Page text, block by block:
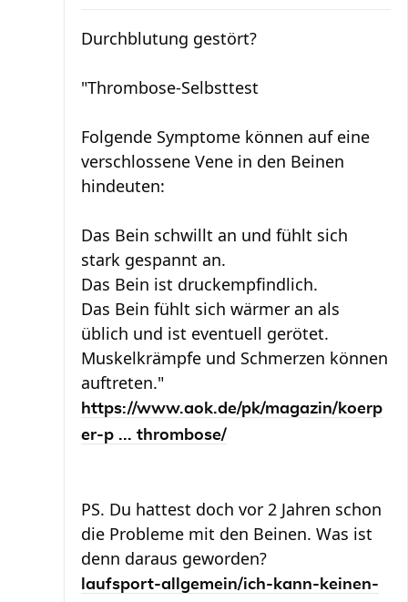
Durchblutung gestört?
"Thrombose-Selbsttest
Folgende Symptome können auf eine
verschlossene Vene in den Beinen
hindeuten:
Das Bein schwillt an und fühlt sich
stark gespannt an.
Das Bein ist druckempfindlich.
Das Bein fühlt sich wärmer an als
üblich und ist eventuell gerötet.
Muskelkrämpfe und Schmerzen können
auftreten."
https://www.aok.de/pk/magazin/koerp
er-p ... thrombose/
PS. Du hattest doch vor 2 Jahren schon
die Probleme mit den Beinen. Was ist
denn daraus geworden?
laufsport-allgemein/ich-kann-keinen-